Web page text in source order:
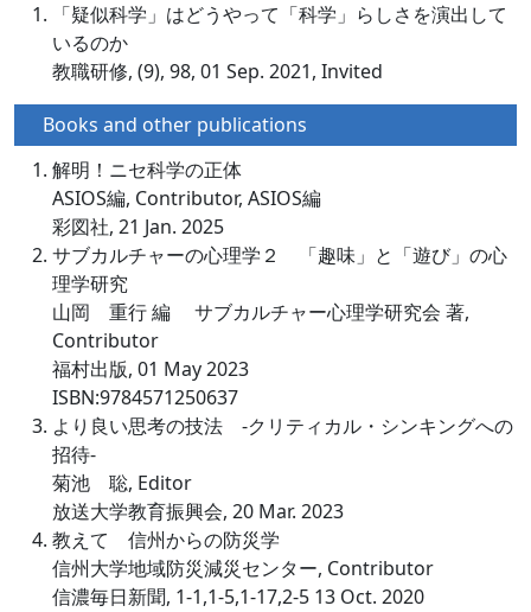
「疑似科学」はどうやって「科学」らしさを演出して
いるのか
教職研修, (9), 98, 01 Sep. 2021, Invited
Books and other publications
解明！ニセ科学の正体
ASIOS編, Contributor, ASIOS編
彩図社, 21 Jan. 2025
サブカルチャーの心理学２ 「趣味」と「遊び」の心
理学研究
山岡 重行 編 サブカルチャー心理学研究会 著,
Contributor
福村出版, 01 May 2023
ISBN:9784571250637
より良い思考の技法 -クリティカル・シンキングへの
招待-
菊池 聡, Editor
放送大学教育振興会, 20 Mar. 2023
教えて 信州からの防災学
信州大学地域防災減災センター, Contributor
信濃毎日新聞, 1-1,1-5,1-17,2-5 13 Oct. 2020